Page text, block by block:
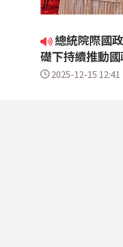
總統院際國
礎下持續推動
2025-12-15 12:41